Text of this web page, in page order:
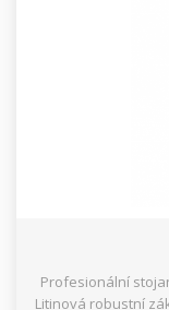
Profesionální
Litinová robustní